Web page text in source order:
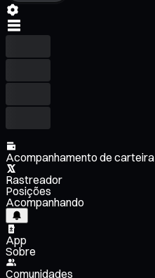
Acompanhamento de carteira
Rastreador
Posições
Acompanhando
App
Sobre
Comunidades